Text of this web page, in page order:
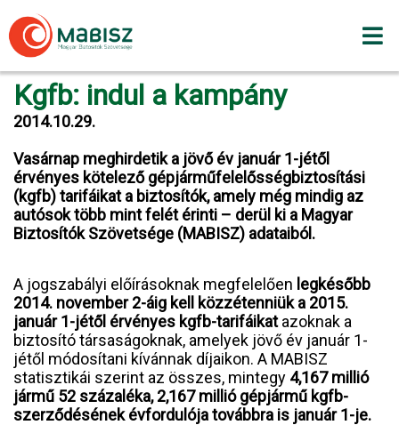
to
content
Kgfb: indul a kampány
2014.10.29.
Vasárnap meghirdetik a jövő év január 1-jétől
érvényes kötelező gépjárműfelelősségbiztosítási
(kgfb) tarifáikat a biztosítók, amely még mindig az
autósok több mint felét érinti – derül ki a Magyar
Biztosítók Szövetsége (MABISZ) adataiból.
A jogszabályi előírásoknak megfelelően legkésőbb
2014. november 2-áig kell közzétenniük a 2015.
január 1-jétől érvényes kgfb-tarifáikatazoknak a
biztosító társaságoknak, amelyek jövő év január 1-
jétől módosítani kívánnak díjaikon. A MABISZ
statisztikái szerint az összes, mintegy 4,167 millió
jármű 52 százaléka, 2,167 millió gépjármű kgfb-
szerződésének évfordulója továbbra is január 1-je.